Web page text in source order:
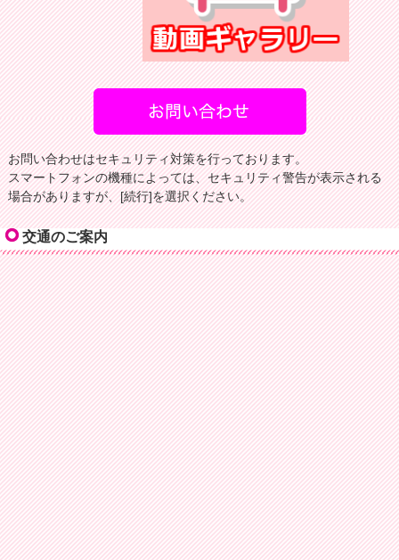
お問い合わせはセキュリティ対策を行っております。
スマートフォンの機種によっては、セキュリティ警告が表示される
場合がありますが、[続行]を選択ください。
交通のご案内